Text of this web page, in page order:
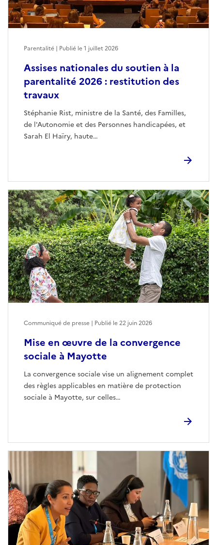
Assises nationales du soutien à la
parentalité 2026 : restitution des
travaux
Stéphanie Rist, ministre de la Santé, des Familles,
de l'Autonomie et des Personnes handicapées, et
Sarah El Haïry, haute…
Parentalité | Publié le1 juillet 2026
Mise en œuvre de la convergence
sociale à Mayotte
La convergence sociale vise un alignement complet
des règles applicables en matière de protection
sociale à Mayotte, sur celles…
Communiqué de presse | Publié le22 juin 2026